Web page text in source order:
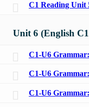
C1 Reading Unit
Unit 6 (English
C1-U6
C1-U6
C1-U6